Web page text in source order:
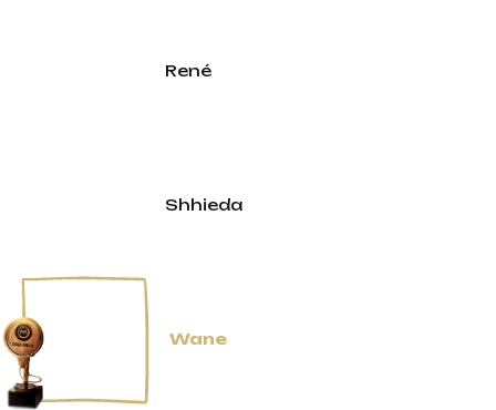
René
Shhieda
Wane